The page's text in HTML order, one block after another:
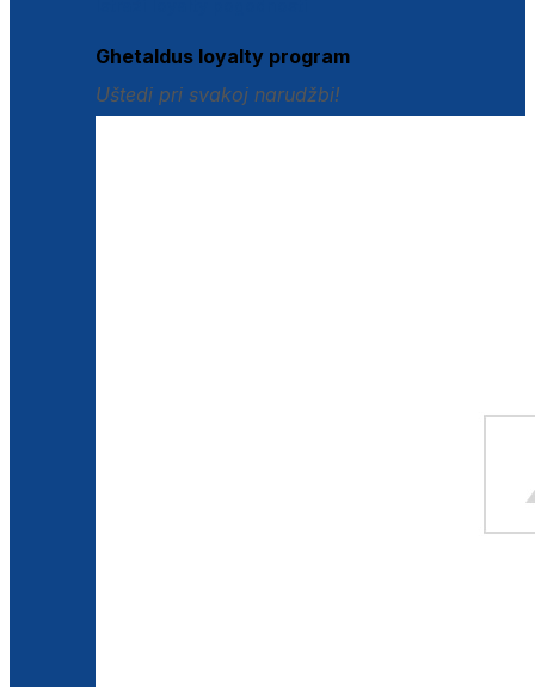
Ghetaldus loyalty program
Uštedi pri svakoj narudžbi!